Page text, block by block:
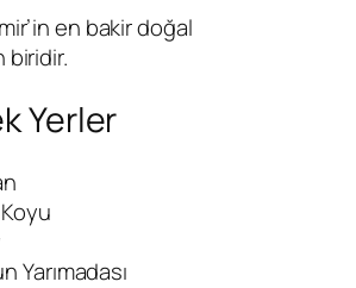
en bakir doğal
biridir.
Yerler
Yarımadası